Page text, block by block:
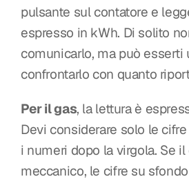
pulsante sul contatore e
espresso in kWh. Di solito
comunicarlo, ma può esserti
confrontarlo con quanto
Per il gas, la lettura è
Devi considerare solo le
i numeri dopo la virgola. Se
meccanico, le cifre su